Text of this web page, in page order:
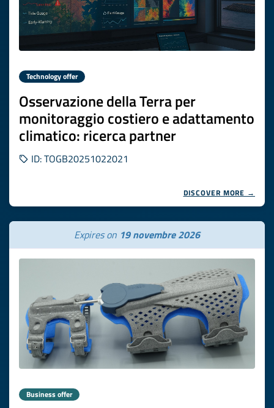
Technology offer
Osservazione della Terra per
monitoraggio costiero e adattamento
climatico: ricerca partner
ID: TOGB20251022021
DISCOVER MORE →
Expires on 19 novembre 2026
Business offer